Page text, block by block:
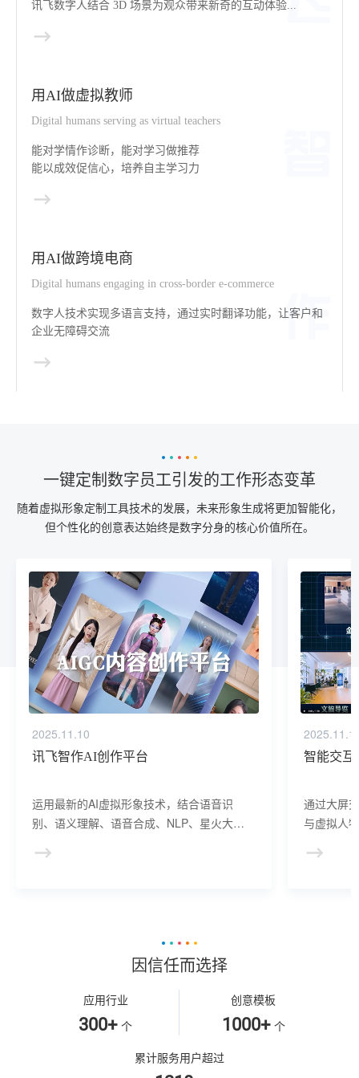
讯飞数字人结合 3D 场景为观众带来新奇的互动体验...
用AI做虚拟教师
Digital humans serving as virtual teachers
能对学情作诊断，能对学习做推荐
能以成效促信心，培养自主学习力
用AI做跨境电商
Digital humans engaging in cross-border e-commerce
数字人技术实现多语言支持，通过实时翻译功能，让客户和
企业无障碍交流
一键定制数字员工引发的工作形态变革
随着虚拟形象定制工具技术的发展，未来形象生成将更加智能化，
但个性化的创意表达始终是数字分身的核心价值所在。
2025.11.10
讯飞智作AI创作平台
运用最新的AI虚拟形象技术，结合语音识
别、语义理解、语音合成、NLP、星火大模
建、AI驱动、多模态交互的多场景虚拟人产
智能交互
通过大屏
与虚拟人
景，可广
因信任而选择
应用行业
300+ 个
创意模板
1000+ 个
累计服务用户超过